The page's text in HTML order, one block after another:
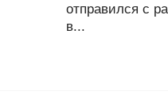
отправился с
в...